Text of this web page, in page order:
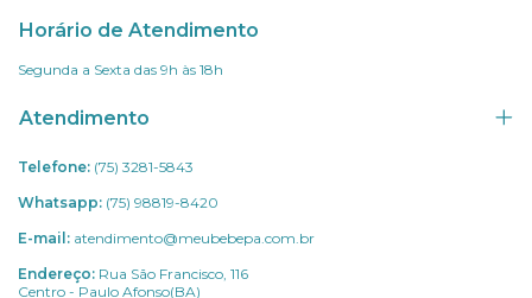
Horário de Atendimento
Segunda a Sexta das 9h às 18h
Atendimento
Telefone: (75) 3281-5843
Whatsapp: (75) 98819-8420
E-mail: atendimento@meubebepa.com.br
Endereço: Rua São Francisco, 116
Centro - Paulo Afonso(BA)